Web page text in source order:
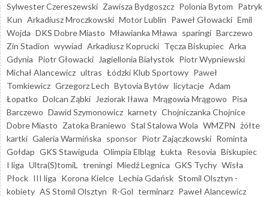
Sylwester Czereszewski Zawisza Bydgoszcz Polonia Bytom Patryk
Kun Arkadiusz Mroczkowski Motor Lublin Paweł Głowacki Emil
Wojda DKS Dobre Miasto Mławianka Mława sparingi Barczewo
Zin Stadion wywiad Arkadiusz Koprucki Tęcza Biskupiec Arka
Gdynia Piotr Głowacki Jagiellonia Białystok Piotr Wypniewski
Michał Alancewicz ultras Łódzki Klub Sportowy Paweł
Tomkiewicz Grzegorz Lech Bytovia Bytów licytacje Adam
Łopatko Dolcan Ząbki Jeziorak Iława Mrągowia Mrągowo Pisa
Barczewo Dawid Szymonowicz karnety Chojniczanka Chojnice
Dobre Miasto Zatoka Braniewo Stal Stalowa Wola WMZPN żółte
kartki Galeria Warmińska sponsor Piotr Zajączkowski Rominta
Gołdap GKS Stawiguda Olimpia Elbląg Łukta Resovia Biskupiec
I liga Ultra(S)tomiL treningi Miedź Legnica GKS Tychy Wisła
Płock III liga Korona Kielce Lechia Gdańsk Stomil Olsztyn -
kobiety AS Stomil Olsztyn R-Gol terminarz Paweł Alancewicz